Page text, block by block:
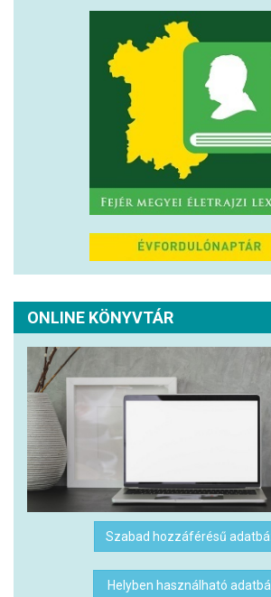
ONLINE KÖNYVTÁR
Szabad hozzáférésű
Helyben használható